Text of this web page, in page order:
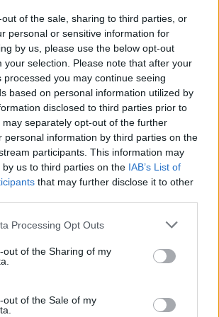
of the sale, sharing to third parties, or
personal or sensitive information for
by us, please use the below opt-out
your selection. Please note that after your
processed you may continue seeing
based on personal information utilized by
disclosed to third parties prior to
separately opt-out of the further
personal information by third parties on the
participants. This information may
us to third parties on the IAB’s List of
that may further disclose it to other
website/app uses one or more Google
visit or usage behaviour. You may click to
to Google and its third-party tags to
below specified purposes in below Google
Processing Opt Outs
out of the Sharing of my
out of the Sale of my
ARTÍCULO ANTERIOR
ARTÍCULO SIGUIENTE
panorama político español